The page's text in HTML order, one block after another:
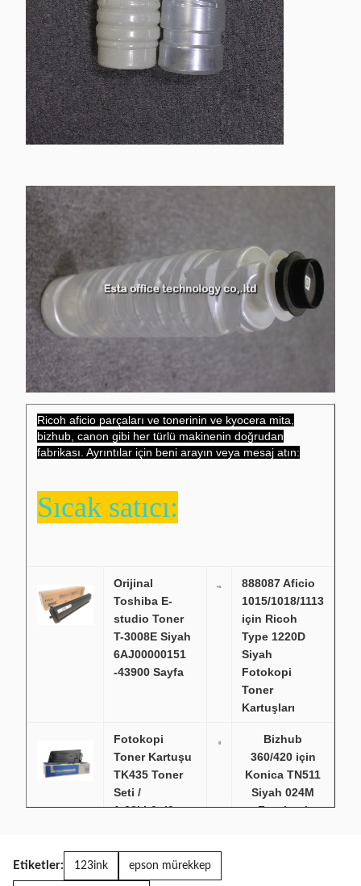
Ricoh aficio parçaları ve tonerinin ve kyocera mita,
bizhub, canon gibi her türlü makinenin doğrudan
fabrikası. Ayrıntılar için beni arayın veya mesaj atın:
Sıcak satıcı:
Orijinal
Toshiba E-
studio Toner
T-3008E Siyah
6AJ00000151
-43900 Sayfa
888087 Aficio
1015/1018/1113
için Ricoh
Type 1220D
Siyah
Fotokopi
Toner
Kartuşları
Fotokopi
Toner Kartuşu
TK435 Toner
Seti /
1t02kh0nl0
Bizhub
360/420 için
Konica TN511
Siyah 024M
Fotokopi
Etiketler: 123ink epson mürekkep